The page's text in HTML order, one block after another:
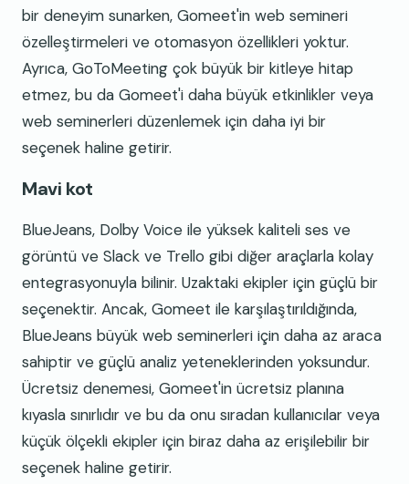
bir deneyim sunarken, Gomeet'in web semineri
özelleştirmeleri ve otomasyon özellikleri yoktur.
Ayrıca, GoToMeeting çok büyük bir kitleye hitap
etmez, bu da Gomeet'i daha büyük etkinlikler veya
web seminerleri düzenlemek için daha iyi bir
seçenek haline getirir.
Mavi kot
BlueJeans, Dolby Voice ile yüksek kaliteli ses ve
görüntü ve Slack ve Trello gibi diğer araçlarla kolay
entegrasyonuyla bilinir. Uzaktaki ekipler için güçlü bir
seçenektir. Ancak, Gomeet ile karşılaştırıldığında,
BlueJeans büyük web seminerleri için daha az araca
sahiptir ve güçlü analiz yeteneklerinden yoksundur.
Ücretsiz denemesi, Gomeet'in ücretsiz planına
kıyasla sınırlıdır ve bu da onu sıradan kullanıcılar veya
küçük ölçekli ekipler için biraz daha az erişilebilir bir
seçenek haline getirir.